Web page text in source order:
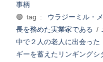
事柄
🟢 tag :
ウラジーミル・
長を務めた実業家である /
中で２人の老人に出会った
ギーを蓄えたリンギングシ